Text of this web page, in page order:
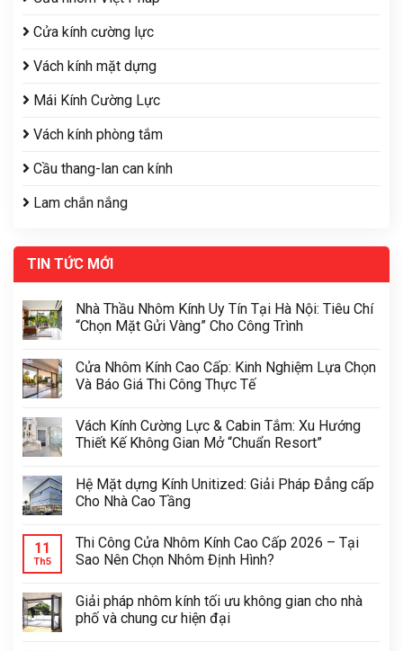
Cửa kính cường lực
Vách kính mặt dựng
Mái Kính Cường Lực
Vách kính phòng tắm
Cầu thang-lan can kính
Lam chắn nắng
TIN TỨC MỚI
Nhà Thầu Nhôm Kính Uy Tín Tại Hà Nội: Tiêu Chí
“Chọn Mặt Gửi Vàng” Cho Công Trình
Cửa Nhôm Kính Cao Cấp: Kinh Nghiệm Lựa Chọn
Và Báo Giá Thi Công Thực Tế
Vách Kính Cường Lực & Cabin Tắm: Xu Hướng
Thiết Kế Không Gian Mở “Chuẩn Resort”
Hệ Mặt dựng Kính Unitized: Giải Pháp Đẳng cấp
Cho Nhà Cao Tầng
11
Th5
Thi Công Cửa Nhôm Kính Cao Cấp 2026 – Tại
Sao Nên Chọn Nhôm Định Hình?
Giải pháp nhôm kính tối ưu không gian cho nhà
phố và chung cư hiện đại